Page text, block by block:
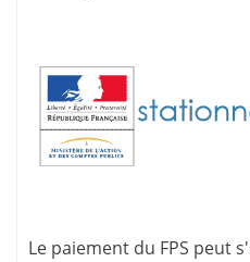
Le paiement du FPS peut